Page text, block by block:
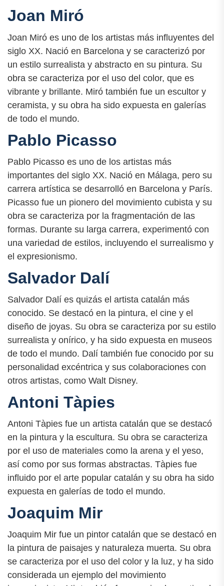
Joan Miró
Joan Miró es uno de los artistas más influyentes del
siglo XX. Nació en Barcelona y se caracterizó por
un estilo surrealista y abstracto en su pintura. Su
obra se caracteriza por el uso del color, que es
vibrante y brillante. Miró también fue un escultor y
ceramista, y su obra ha sido expuesta en galerías
de todo el mundo.
Pablo Picasso
Pablo Picasso es uno de los artistas más
importantes del siglo XX. Nació en Málaga, pero su
carrera artística se desarrolló en Barcelona y París.
Picasso fue un pionero del movimiento cubista y su
obra se caracteriza por la fragmentación de las
formas. Durante su larga carrera, experimentó con
una variedad de estilos, incluyendo el surrealismo y
el expresionismo.
Salvador Dalí
Salvador Dalí es quizás el artista catalán más
conocido. Se destacó en la pintura, el cine y el
diseño de joyas. Su obra se caracteriza por su estilo
surrealista y onírico, y ha sido expuesta en museos
de todo el mundo. Dalí también fue conocido por su
personalidad excéntrica y sus colaboraciones con
otros artistas, como Walt Disney.
Antoni Tàpies
Antoni Tàpies fue un artista catalán que se destacó
en la pintura y la escultura. Su obra se caracteriza
por el uso de materiales como la arena y el yeso,
así como por sus formas abstractas. Tàpies fue
influido por el arte popular catalán y su obra ha sido
expuesta en galerías de todo el mundo.
Joaquim Mir
Joaquim Mir fue un pintor catalán que se destacó en
la pintura de paisajes y naturaleza muerta. Su obra
se caracteriza por el uso del color y la luz, y ha sido
considerada un ejemplo del movimiento